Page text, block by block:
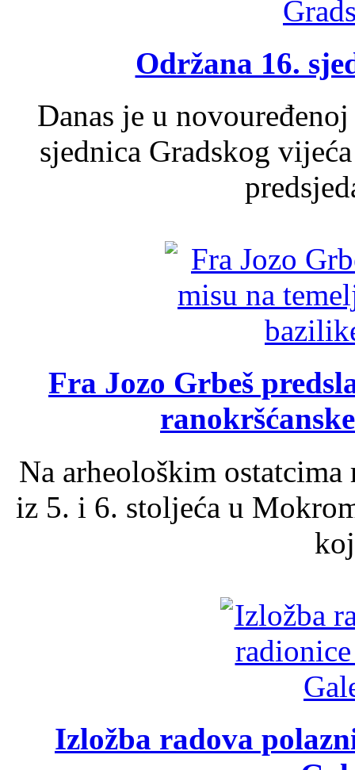
Održana 16.
Danas je u
sjednica Gradskog
Fra Jozo Grbeš
Na arheološkim
iz 5. i 6. stoljeća u
Izložba radova